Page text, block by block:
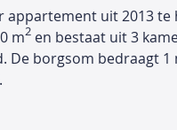
appartement uit 2013 te
m2 en bestaat uit 3
De borgsom bedraagt